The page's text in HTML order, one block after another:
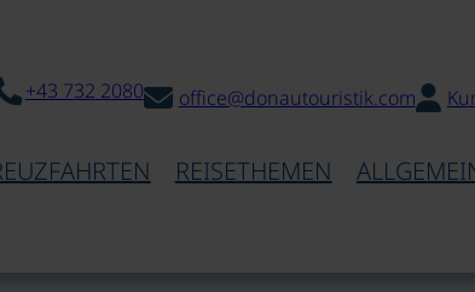
+43 732 2080 office@donautouristik.com
REISETHEMEN